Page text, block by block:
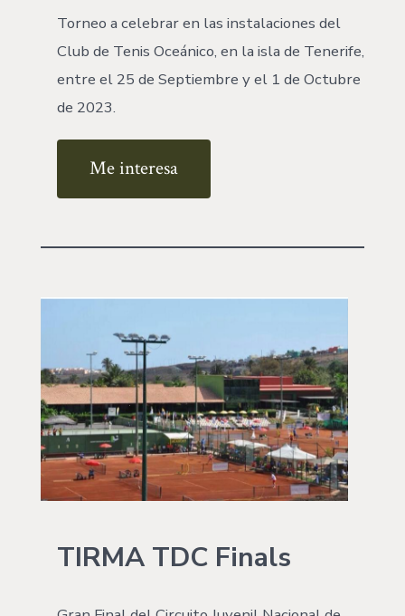
Torneo a celebrar en las instalaciones del
Club de Tenis Oceánico, en la isla de Tenerife,
entre el 25 de Septiembre y el 1 de Octubre
de 2023.
Me interesa
TIRMA TDC Finals